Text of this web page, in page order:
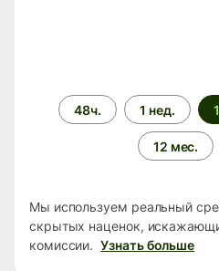
Период
времени
48ч. 1 нед.
12 мес.
Мы используем реальный
скрытых наценок,
комиссии. Узнать больше